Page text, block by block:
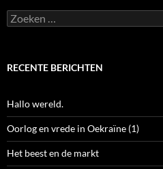
Zoeken
naar:
RECENTE BERICHTEN
Hallo wereld.
Oorlog en vrede in Oekraïne (1)
Het beest en de markt